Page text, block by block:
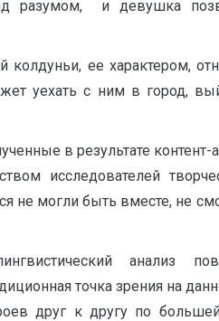
разумом, и девушка
колдуньи, ее характером,
уехать с ним в город,
в результате
исследователей
не могли быть вместе, не
анализ
точка зрения на
друг к другу по